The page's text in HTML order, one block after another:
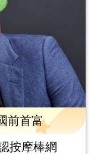
前首富
按摩棒網